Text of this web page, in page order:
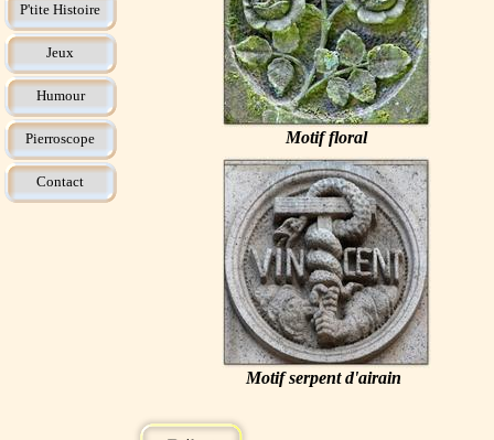
P'tite Histoire
Jeux
Humour
Pierroscope
Contact
Motif floral
Motif serpent d'airain